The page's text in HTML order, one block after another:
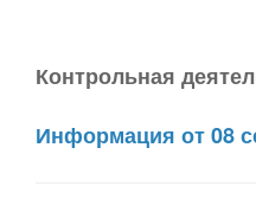
Контрольная
Информация от 08